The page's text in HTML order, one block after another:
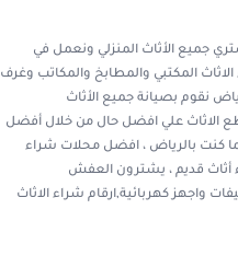
جميع الأثاث المنزلي ونعمل في
المكتبي والمطابخ والمكاتب وغرف
نقوم بصيانة جميع الأثاث
الاثاث علي افضل حال من خلال أفضل
كنت بالرياض ، افضل محلات شراء
أثاث قديم ، يشترون العفش
واجهز كهربائية,ارقام شراء الاثاث